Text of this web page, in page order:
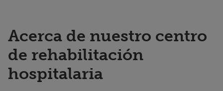
Acerca de nuestro centro
de rehabilitación
hospitalaria